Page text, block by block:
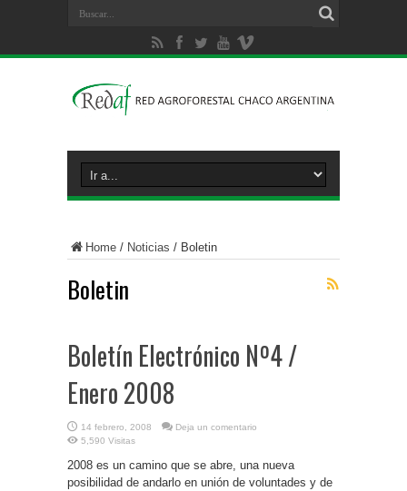
Home / Noticias / Boletin
Boletin
Boletín Electrónico Nº4 /
Enero 2008
14 febrero, 2008
Deja un comentario
5,590 Visitas
2008 es un camino que se abre, una nueva
posibilidad de andarlo en unión de voluntades y de